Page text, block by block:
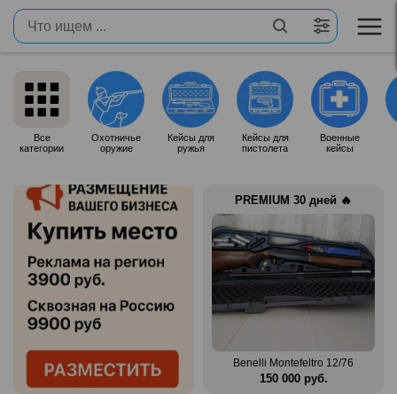
Все
категории
Охотничье
оружие
Кейсы для
ружья
Кейсы для
пистолета
Военные
кейсы
PREMIUM 30 дней 🔥
Продам итальянское ружье
Silma M70
80 000 руб.
Benelli Montefeltro 12/76
150 000 руб.